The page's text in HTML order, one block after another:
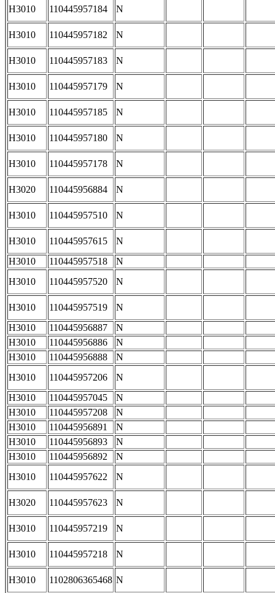
H3010 110445957184 N
H3010 110445957182 N
H3010 110445957183 N
H3010 110445957179 N
H3010 110445957185 N
H3010 110445957180 N
H3010 110445957178 N
H3020 110445956884 N
H3010 110445957510 N
H3010 110445957615
N
H3010
110445957518
N
H3010
110445957520 N
H3010 110445957519
N
H3010
110445956887
N
H3010
110445956886
N
H3010
110445956888
N
H3010
110445957206
N
H3010
110445957045
N
H3010
110445957208
N
H3010
110445956891
N
H3010
110445956893
N
H3010
110445956892
N
H3010
110445957622 N
H3020 110445957623 N
H3010 110445957219 N
H3010 110445957218 N
H3010 1102806365468 N